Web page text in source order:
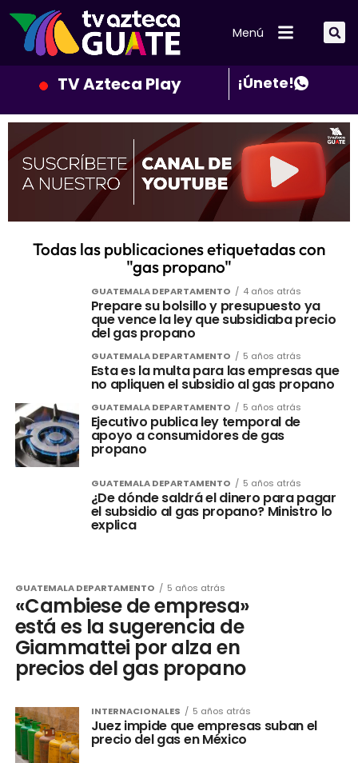
Menú
TV Azteca Play ¡Únete!
Todas las publicaciones etiquetadas con
"gas propano"
GUATEMALA DEPARTAMENTO 4 años atrás
Prepare su bolsillo y presupuesto ya
que vence la ley que subsidiaba precio
del gas propano
GUATEMALA DEPARTAMENTO 5 años atrás
Esta es la multa para las empresas que
no apliquen el subsidio al gas propano
GUATEMALA DEPARTAMENTO 5 años atrás
Ejecutivo publica ley temporal de
apoyo a consumidores de gas
propano
GUATEMALA DEPARTAMENTO 5 años atrás
¿De dónde saldrá el dinero para pagar
el subsidio al gas propano? Ministro lo
explica
GUATEMALA DEPARTAMENTO 5 años atrás
«Cambiese de empresa»
está es la sugerencia de
Giammattei por alza en
precios del gas propano
INTERNACIONALES 5 años atrás
Juez impide que empresas suban el
precio del gas en México